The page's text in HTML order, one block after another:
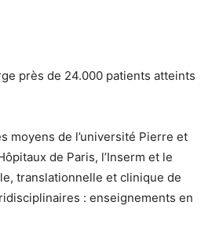
près de 24.000 patients atteints
moyens de l’université Pierre et
de Paris, l’Inserm et le
translationnelle et clinique de
: enseignements en